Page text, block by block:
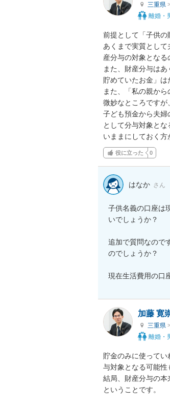
三重県
離婚・
前提として「子供の
あくまで実質とし
産分与の対象となる
また、財産分与は
貯めていたお金」は
また、「私の親か
微妙なところですが
子ども預金から夫婦
として分与対象と
いままにしておく方
役に立った 0
はなか さん
子供名義の口座は
いでしょうか？
追加で質問なので
のでしょうか？
現在生活費用の口
加藤 寛
三重県
離婚・
貯金のみに使って
与対象となる可能性
結局、財産分与の
ということです。